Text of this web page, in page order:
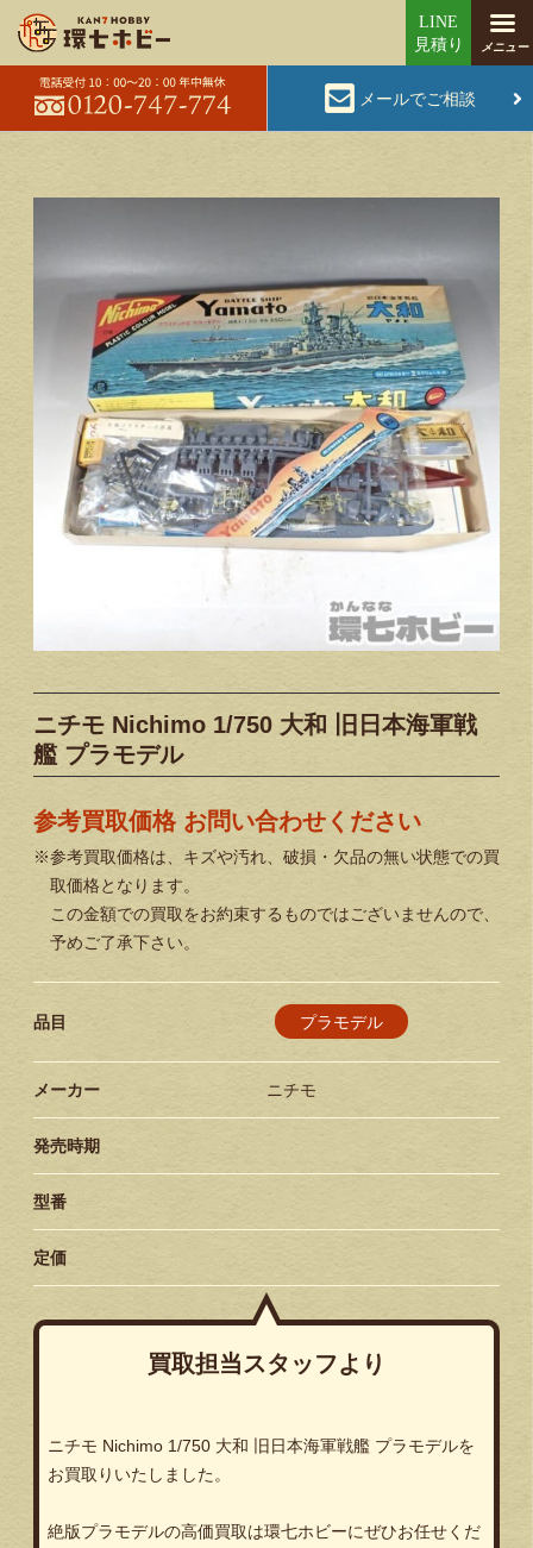
メールでご相談
ニチモ Nichimo 1/750 大和 旧日本海軍戦
艦 プラモデル
参考買取価格 お問い合わせください
※参考買取価格は、キズや汚れ、破損・欠品の無い状態での買
取価格となります。
この金額での買取をお約束するものではございませんので、
予めご了承下さい。
品目 プラモデル
メーカー ニチモ
発売時期
型番
定価
買取担当スタッフより
ニチモ Nichimo 1/750 大和 旧日本海軍戦艦 プラモデルを
お買取りいたしました。
絶版プラモデルの高価買取は環七ホビーにぜひお任せくだ